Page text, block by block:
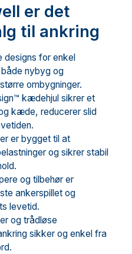
er det
til ankring
designs for enkel
nybyg og
ombygninger.
kædehjul sikrer et
kæde, reducerer slid
er bygget til at
og sikrer stabil
og tilbehør er
ankerspillet og
levetid.
og trådløse
sikker og enkel fra